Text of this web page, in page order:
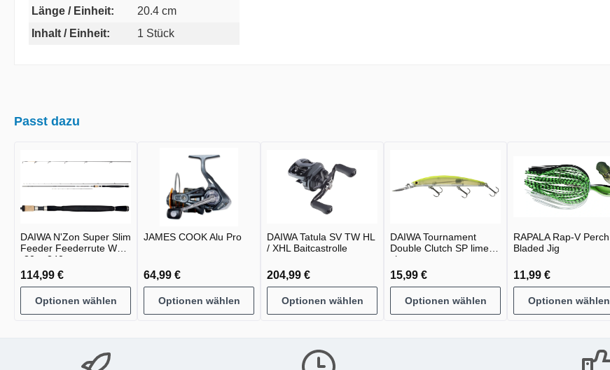
Länge / Einheit:
20.4 cm
Inhalt / Einheit:
1 Stück
Passt dazu
DAIWA N'Zon Super Slim
Feeder Feederrute WG
-30g -240g
114,99 €
Optionen wählen
JAMES COOK Alu Pro
64,99 €
Optionen wählen
DAIWA Tatula SV TW HL
/ XHL Baitcastrolle
204,99 €
Optionen wählen
DAIWA Tournament
Double Clutch SP lime
chart
15,99 €
Optionen wählen
RAPALA Rap-V Perch
Bladed Jig
11,99 €
Optionen wählen